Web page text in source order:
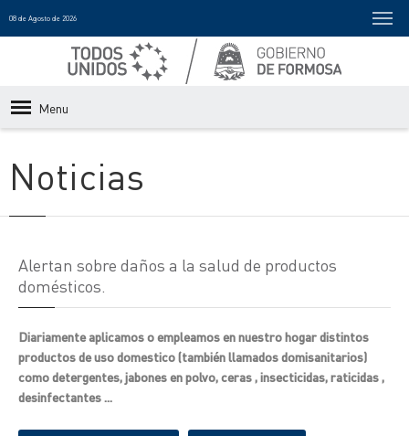
08 de Agosto de 2026
Menu
Noticias
Alertan sobre daños a la salud de productos
domésticos.
Diariamente aplicamos o empleamos en nuestro hogar distintos
productos de uso domestico (también llamados domisanitarios)
como detergentes, jabones en polvo, ceras , insecticidas, raticidas ,
desinfectantes ...